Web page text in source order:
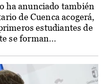
ha anunciado también
de Cuenca acogerá,
estudiantes de
se forman...